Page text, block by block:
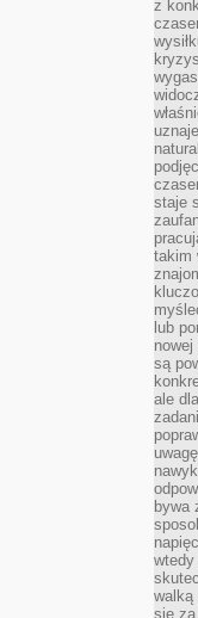
z
staje
takim
lub
są
ale
bywa
walką
się